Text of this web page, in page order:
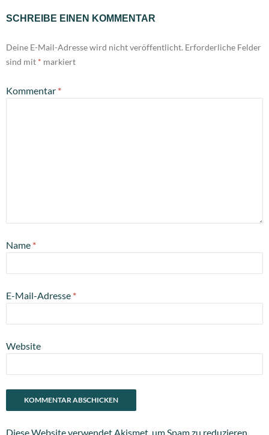
SCHREIBE EINEN KOMMENTAR
Deine E-Mail-Adresse wird nicht veröffentlicht. Erforderliche Felder
sind mit * markiert
Kommentar *
Name *
E-Mail-Adresse *
Website
Diese Website verwendet Akismet, um Spam zu reduzieren.